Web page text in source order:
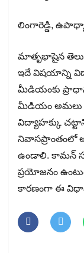
లింగారెడ్డి,
మాతృభాషైన
ఇదే విషయాన్ని
మీడియంకు
మీడియం అమలు
విద్యాహక్కు
నివాసప్రాంతంలో
ఉండాలి. కామన్
ప్రయోజనం
కారణంగా ఈ